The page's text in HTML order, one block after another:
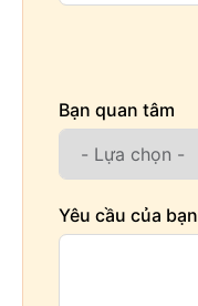
Bạn quan tâm
Yêu cầu của bạn